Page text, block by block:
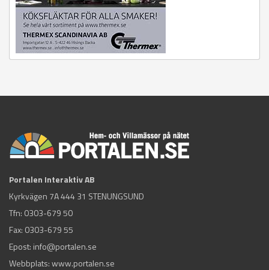
Portalen Interaktiv AB
Kyrkvägen 7A 444 31 STENUNGSUND
Tfn: 0303-679 50
Fax: 0303-679 55
Epost: info@portalen.se
Webbplats: www.portalen.se